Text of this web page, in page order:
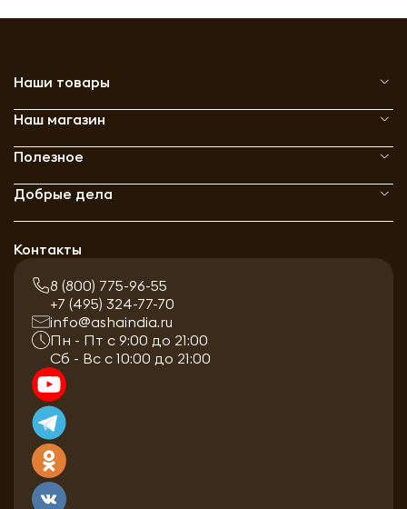
Наши товары
Наш магазин
Полезное
Добрые дела
Контакты
8 (800) 775-96-55
+7 (495) 324-77-70
info@ashaindia.ru
Пн - Пт с 9:00 до 21:00
Сб - Вс с 10:00 до 21:00